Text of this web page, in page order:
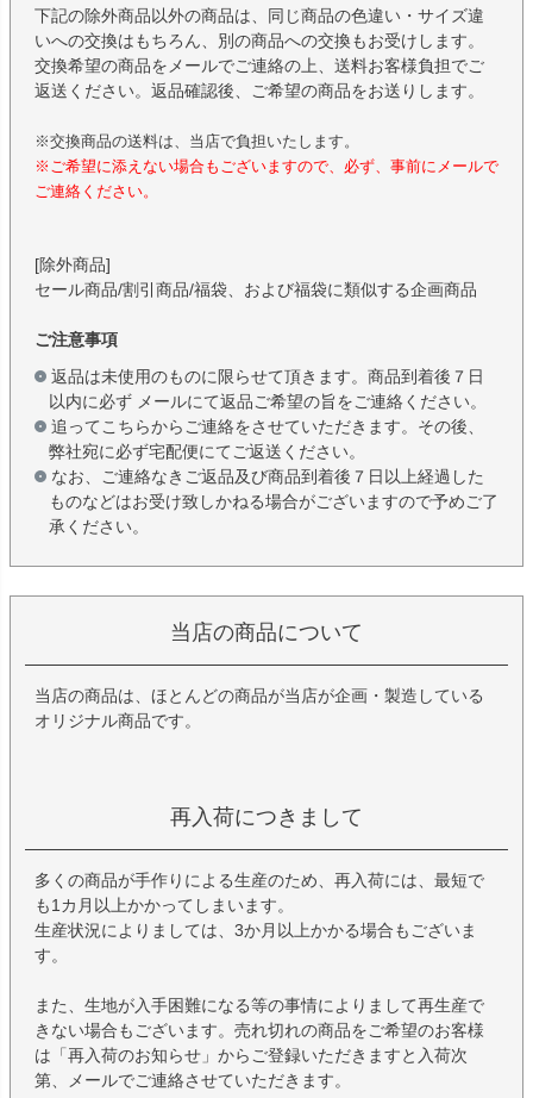
下記の除外商品以外の商品は、同じ商品の色違い・サイズ違
いへの交換はもちろん、別の商品への交換もお受けします。
交換希望の商品をメールでご連絡の上、送料お客様負担でご
返送ください。返品確認後、ご希望の商品をお送りします。
※交換商品の送料は、当店で負担いたします。
※ご希望に添えない場合もございますので、必ず、事前にメールで
ご連絡ください。
[除外商品]
セール商品/割引商品/福袋、および福袋に類似する企画商品
ご注意事項
返品は未使用のものに限らせて頂きます。商品到着後７日
以内に必ず メールにて返品ご希望の旨をご連絡ください。
追ってこちらからご連絡をさせていただきます。その後、
弊社宛に必ず宅配便にてご返送ください。
なお、ご連絡なきご返品及び商品到着後７日以上経過した
ものなどはお受け致しかねる場合がございますので予めご了
承ください。
当店の商品について
当店の商品は、ほとんどの商品が当店が企画・製造している
オリジナル商品です。
再入荷につきまして
多くの商品が手作りによる生産のため、再入荷には、最短で
も1カ月以上かかってしまいます。
生産状況によりましては、3か月以上かかる場合もございま
す。
また、生地が入手困難になる等の事情によりまして再生産で
きない場合もございます。売れ切れの商品をご希望のお客様
は「再入荷のお知らせ」からご登録いただきますと入荷次
第、メールでご連絡させていただきます。